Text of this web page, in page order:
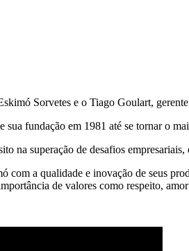
Sorvetes e o Tiago Goulart,
sua fundação em 1981 até se tornar o
na superação de desafios
com a qualidade e inovação de seus
de valores como respeito,